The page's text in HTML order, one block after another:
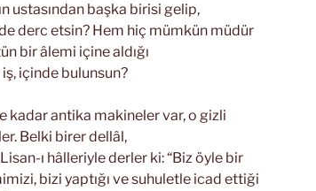
ustasından başka birisi gelip,
derc etsin? Hem hiç mümkün müdür
bir âlemi içine aldığı
içinde bulunsun?
kadar antika makineler var, o gizli
Belki birer dellâl,
ı hâlleriyle derler ki: “Biz öyle bir
bizi yaptığı ve suhuletle icad ettiği